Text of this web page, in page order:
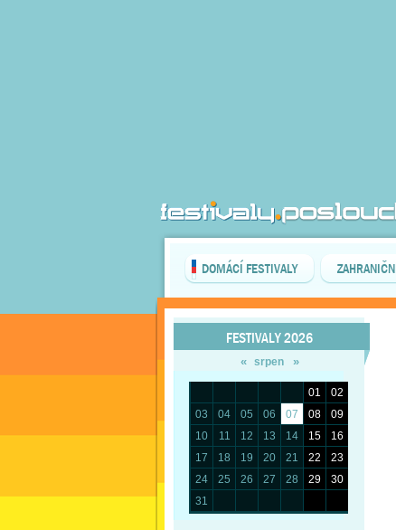
DOMÁCÍ FESTIVALY
FESTIVALY 2026
« srpen »
01
02
03
04 05 06 07 08
09
10
11 12 13 14 15
16
17
18 19 20 21 22
23
24
25 26 27 28 29
30
31